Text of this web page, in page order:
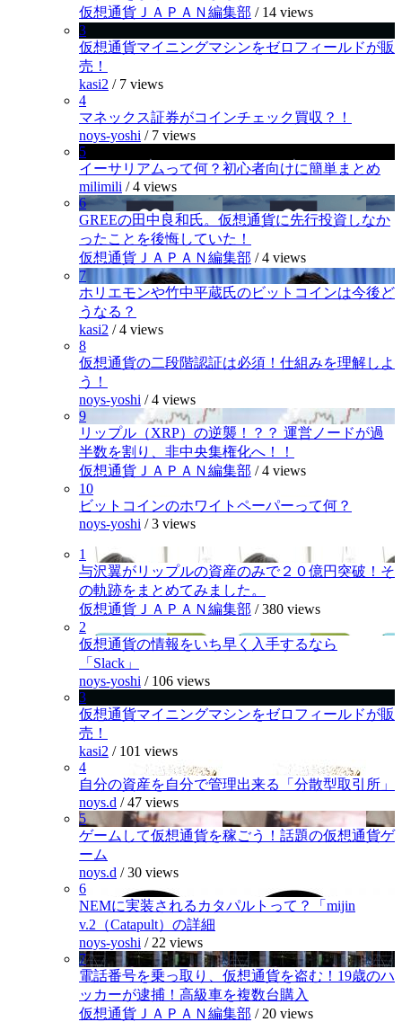
仮想通貨ＪＡＰＡＮ編集部 / 14 views
3
仮想通貨マイニングマシンをゼロフィールドが販
売！
kasi2 / 7 views
4
マネックス証券がコインチェック買収？！
noys-yoshi / 7 views
5
イーサリアムって何？初心者向けに簡単まとめ
milimili /4 views
6
GREEの田中良和氏。仮想通貨に先行投資しなか
ったことを後悔していた！
仮想通貨ＪＡＰＡＮ編集部 /4 views
7
ホリエモンや竹中平蔵氏のビットコインは今後ど
うなる？
kasi2 /4 views
8
仮想通貨の二段階認証は必須！仕組みを理解しよ
う！
noys-yoshi /4 views
9
リップル（XRP）の逆襲！？？ 運営ノードが過
半数を割り、非中央集権化へ！！
仮想通貨ＪＡＰＡＮ編集部 /4 views
10
ビットコインのホワイトペーパーって何？
noys-yoshi /3 views
1
与沢翼がリップルの資産のみで２０億円突破！そ
の軌跡をまとめてみました。
仮想通貨ＪＡＰＡＮ編集部 /380 views
2
仮想通貨の情報をいち早く入手するなら
「Slack」
noys-yoshi / 106 views
3
仮想通貨マイニングマシンをゼロフィールドが販
売！
kasi2 / 101 views
4
自分の資産を自分で管理出来る「分散型取引所」
noys.d /47 views
5
ゲームして仮想通貨を稼ごう！話題の仮想通貨ゲ
ーム
noys.d /30 views
6
NEMに実装されるカタパルトって？「mijin
v.2（Catapult）の詳細
noys-yoshi / 22 views
7
電話番号を乗っ取り、仮想通貨を盗む！19歳のハ
ッカーが逮捕！高級車を複数台購入
仮想通貨ＪＡＰＡＮ編集部 / 20 views